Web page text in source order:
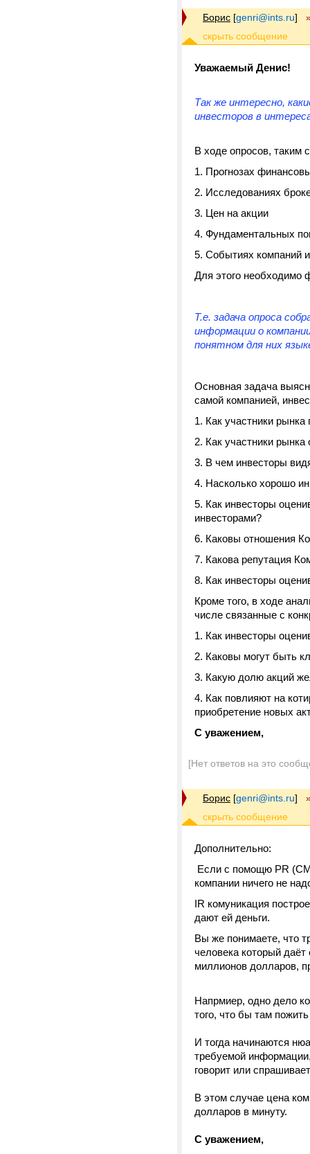
Борис [genri@ints.ru]
Уважаемый Денис!
Так же интересно,
инвесторов в
В ходе опросов, таким
Прогнозах
Исследованиях
Цен на акции
Фундаментальных
Событиях компаний
Для этого необходимо
Т.е. задача опроса
информации о
понятном для них
Основная задача
самой компанией,
Как участники
Как участники
В чем инвесторы
Насколько хорошо
Как инвесторы
инвесторами?
Каковы отношения
Какова репутация
Как инвесторы
Кроме того, в ходе
числе связанные с
Как инвесторы
Каковы могут быть
Какую долю акций
Как повлияют на
приобретение новых
С уважением,
[Нет ответов на это
Борис [genri@ints.ru]
Дополнительно:
Если с помощю PR
компании ничего не
IR комуникация
дают ей деньги.
Вы же понимаете, что
человека который
миллионов долларов,
Напрмиер, одно дело
того, что бы там
И тогда начинаются
требуемой
говорит или
В этом случае цена
долларов в минуту.
С уважением,